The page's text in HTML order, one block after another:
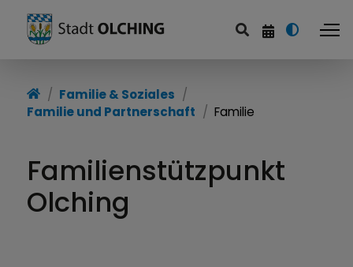
Familie und Partnerschaft
Inklusion
Familie & Soziales
Familie und Partnerschaft
Familie
Familienstützpunkt
Olching